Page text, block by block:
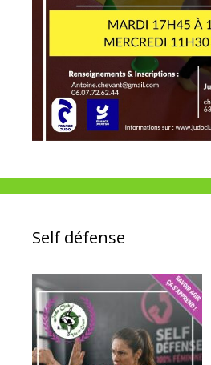
Self défense